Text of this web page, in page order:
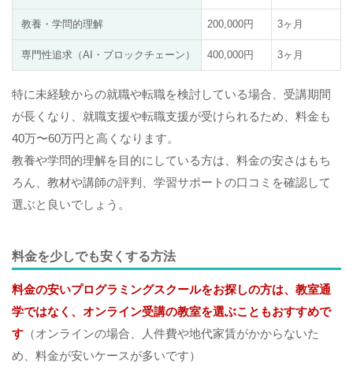
教養・学問的理解 200,000円 3ヶ月
専門性追求（AI・ブロックチェーン） 400,000円 3ヶ月
特に未経験からの就職や転職を検討している場合、受講期間
が長くなり、就職支援や転職支援が受けられるため、料金も
40万〜60万円と高くなります。
教養や学問的理解を目的にしている方は、料金の安さはもち
ろん、教材や講師の評判、学習サポートの口コミを確認して
選ぶと良いでしょう。
料金を少しでも安くする方法
料金の安いプログラミングスクールをお探しの方は、教室通
学ではなく、オンライン受講の教室を選ぶこともおすすめで
す （オンラインの場合、人件費や地代家賃がかからないた
め、料金が安いケースが多いです）